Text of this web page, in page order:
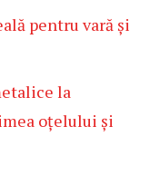
pentru vară și
la
oțelului și